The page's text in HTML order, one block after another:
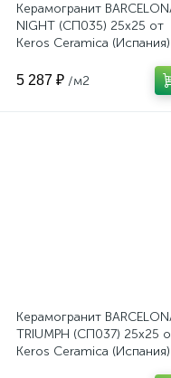
Керамогранит
NIGHT (СП035) 25x25 от
Keros Ceramica (Испания)
5 287 ₽ /м2
Керамогранит
TRIUMPH (СП037) 25x25
Keros Ceramica (Испания)